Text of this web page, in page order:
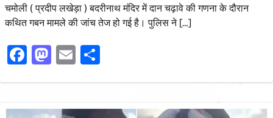
चमोली ( प्रदीप लखेड़ा ) बदरीनाथ मंदिर में दान चढ़ावे की गणना के दौरान
कथित गबन मामले की जांच तेज हो गई है। पुलिस ने […]
Facebook
Mastodon
Email